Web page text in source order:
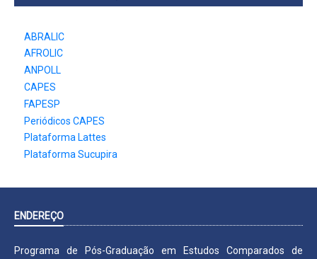
ABRALIC
AFROLIC
ANPOLL
CAPES
FAPESP
Periódicos CAPES
Plataforma Lattes
Plataforma Sucupira
ENDEREÇO
Programa de Pós-Graduação em Estudos Comparados de